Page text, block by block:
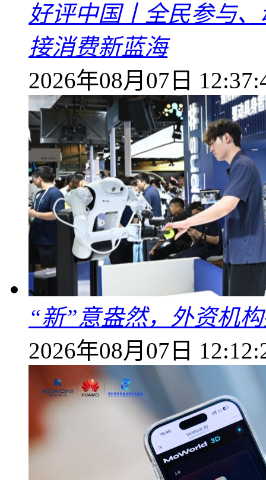
好评中国丨全民参与
接消费新蓝海
2026年08月07日
“新”意盎然，外资机
2026年08月07日